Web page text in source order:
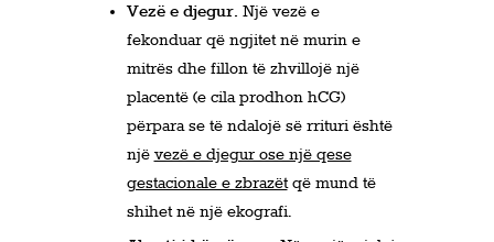
Vezë e djegur. Një vezë e
fekonduar që ngjitet në murin e
mitrës dhe fillon të zhvillojë një
placentë (e cila prodhon hCG)
përpara se të ndalojë së rrituri është
një vezë e djegur ose një qese
gestacionale e zbrazëtqë mund të
shihet në një ekografi.